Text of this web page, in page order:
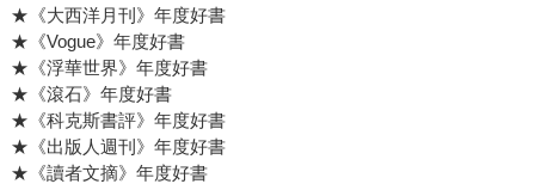
★《大西洋月刊》年度好書
★《Vogue》年度好書
★《浮華世界》年度好書
★《滾石》年度好書
★《科克斯書評》年度好書
★《出版人週刊》年度好書
★《讀者文摘》年度好書